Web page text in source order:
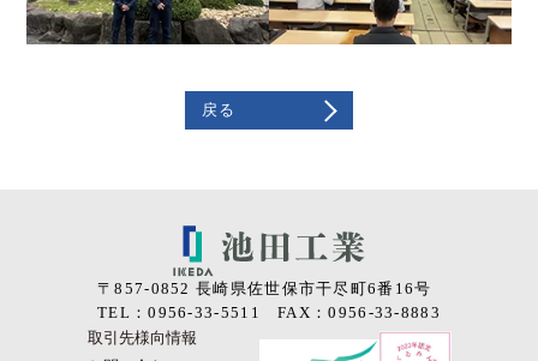
戻る
〒857-0852 長崎県佐世保市干尽町6番16号
TEL：0956-33-5511 FAX：0956-33-8883
取引先様向情報